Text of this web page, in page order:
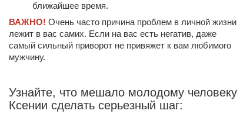
ближайшее время.
ВАЖНО! Очень часто причина проблем в личной жизни
лежит в вас самих. Если на вас есть негатив, даже
самый сильный приворот не привяжет к вам любимого
мужчину.
Узнайте, что мешало молодому человеку
Ксении сделать серьезный шаг: